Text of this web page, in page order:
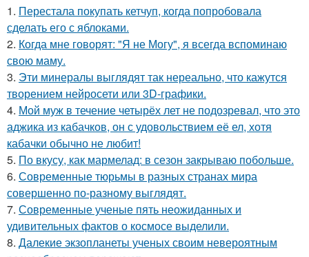
1. Перестала покупать кетчуп, когда попробовала
сделать его с яблоками.
2. Когда мне говорят: "Я не Могу", я всегда вспоминаю
свою маму.
3. Эти минералы выглядят так нереально, что кажутся
творением нейросети или 3D-графики.
4. Мой муж в течение четырёх лет не подозревал, что это
аджика из кабачков, он с удовольствием её ел, хотя
кабачки обычно не любит!
5. По вкусу, как мармелад: в сезон закрываю побольше.
6. Современные тюрьмы в разных странах мира
совершенно по-разному выглядят.
7. Современные ученые пять неожиданных и
удивительных фактов о космосе выделили.
8. Далекие экзопланеты ученых своим невероятным